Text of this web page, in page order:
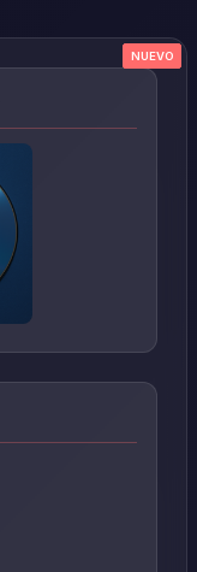
NUEVO
NUEVO
NUEVO
NUEVO
NUEVO